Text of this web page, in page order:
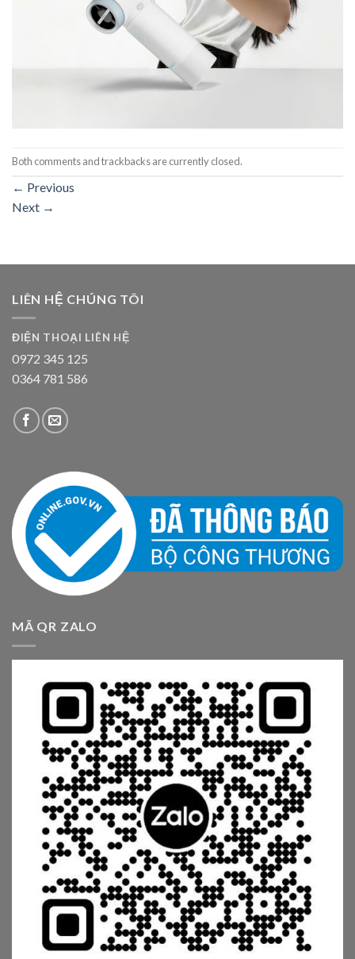
Both comments and trackbacks are currently closed.
← Previous
Next →
LIÊN HỆ CHÚNG TÔI
ĐIỆN THOẠI LIÊN HỆ
0972 345 125
0364 781 586
MÃ QR ZALO